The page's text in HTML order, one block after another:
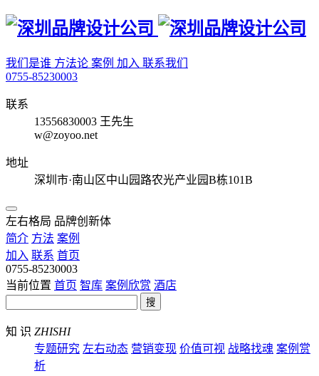
我们是谁 方法论 案例 加入 联系我们
0755-85230003
联系
13556830003 王先生
w@zoyoo.net
地址
深圳市·南山区中山园路农光产业园B栋101B
左右格局 品牌创新体
简介 方法 案例
加入 联系 首页
0755-85230003
当前位置 首页 智库 案例欣赏 酒店
搜
知 识 ZHISHI
专题研究 左右动态 营销变现 价值可视 战略找魂 案例赏
析